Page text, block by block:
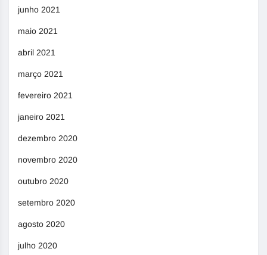
junho 2021
maio 2021
abril 2021
março 2021
fevereiro 2021
janeiro 2021
dezembro 2020
novembro 2020
outubro 2020
setembro 2020
agosto 2020
julho 2020